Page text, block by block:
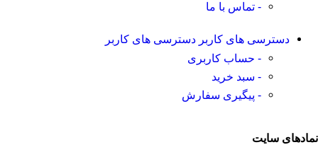
- تماس با ما
دسترسی های کاربر دسترسی های کاربر
- حساب کاربری
- سبد خرید
- پیگیری سفارش
نمادهای سایت